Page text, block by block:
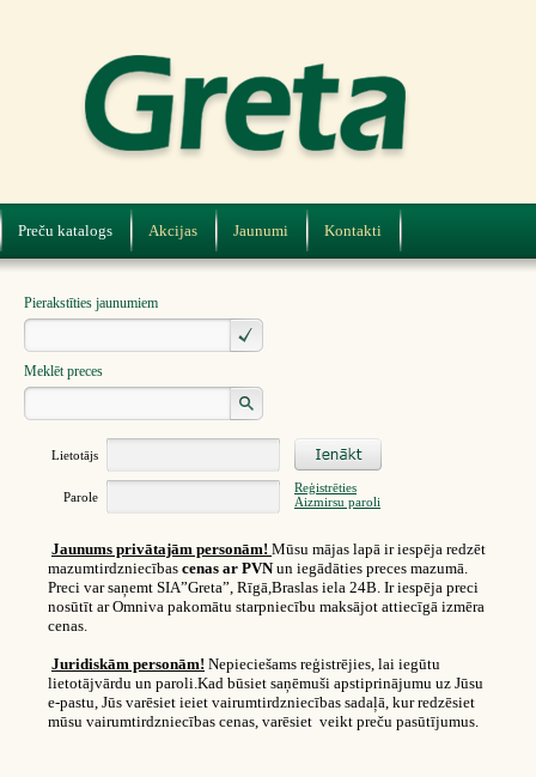
Preču katalogs Akcijas Jaunumi Kontakti
Pierakstīties jaunumiem
Meklēt preces
Lietotājs
Parole
Reģistrēties
Aizmirsu paroli
Jaunums privātajām personām! Mūsu mājas lapā ir iespēja redzēt
mazumtirdzniecības cenas ar PVNun iegādāties preces mazumā.
Preci var saņemt SIA”Greta”, Rīgā,Braslas iela 24B. Ir iespēja preci
nosūtīt ar Omniva pakomātu starpniecību maksājot attiecīgā izmēra
cenas.
Juridiskām personām! Nepieciešams reģistrējies, lai iegūtu
lietotājvārdu un paroli.Kad būsiet saņēmuši apstiprinājumu uz Jūsu
e-pastu, Jūs varēsiet ieiet vairumtirdzniecības sadaļā, kur redzēsiet
mūsu vairumtirdzniecības cenas, varēsiet veikt preču pasūtījumus.